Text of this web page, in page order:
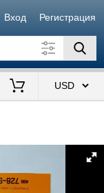
Вход Регистрация